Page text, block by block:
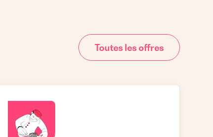
Toutes les offres